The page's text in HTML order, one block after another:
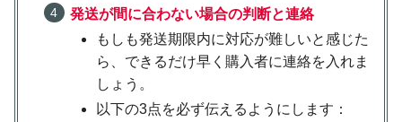
発送が間に合わない場合の判断と連絡
もしも発送期限内に対応が難しいと感じた
ら、できるだけ早く購入者に連絡を入れま
しょう。
以下の3点を必ず伝えるようにします：